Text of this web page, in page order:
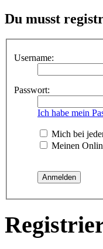
Du musst
Username:
Passwort:
Ich habe mein
Mich bei
Meinen